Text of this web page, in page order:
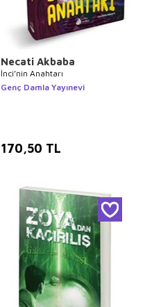
Necati Akbaba
İnci’nin Anahtarı
Genç Damla Yayınevi
170,50 TL